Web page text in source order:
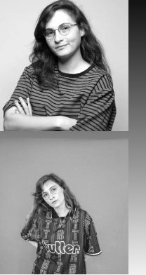
הדור כאהן".
2024 – אורחת
הסכתים.
2024 – אורחת
הסכתים.
2023 – אורחת
הפודקאסט של תל
הוראה:
2022-היום –
ירושלים, המחלקה
מרצה בקורס